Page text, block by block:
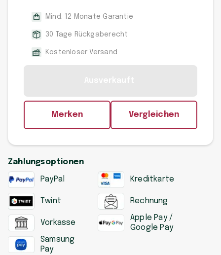
Mind. 12 Monate Garantie
30 Tage Rückgaberecht
Kostenloser Versand
Merken Vergleichen
Zahlungsoptionen
PayPal Kreditkarte
Twint Rechnung
Vorkasse
Apple Pay /
Google Pay
Samsung
Pay